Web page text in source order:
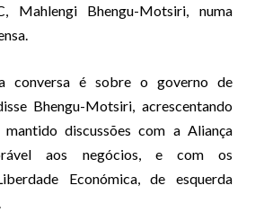
Mahlengi Bhengu-Motsiri, numa
conversa é sobre o governo de
Bhengu-Motsiri, acrescentando
discussões com a Aliança
aos negócios, e com os
Económica, de esquerda